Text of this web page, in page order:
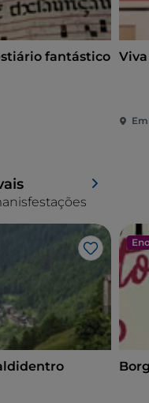
fantástico
Gosto